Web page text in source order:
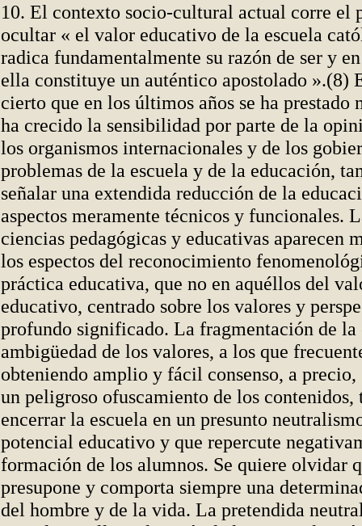
10. El contexto socio-cultural actual corre el
ocultar « el valor educativo de la escuela
radica fundamentalmente su razón de ser y
ella constituye un auténtico apostolado ».(8)
cierto que en los últimos años se ha prestado
ha crecido la sensibilidad por parte de la
los organismos internacionales y de los
problemas de la escuela y de la educación,
señalar una extendida reducción de la
aspectos meramente técnicos y funcionales.
ciencias pedagógicas y educativas aparecen
los espectos del reconocimiento
práctica educativa, que no en aquéllos del
educativo, centrado sobre los valores y
profundo significado. La fragmentación de la
ambigüedad de los valores, a los que
obteniendo amplio y fácil consenso, a precio,
un peligroso ofuscamiento de los contenidos,
encerrar la escuela en un presunto
potencial educativo y que repercute
formación de los alumnos. Se quiere olvidar
presupone y comporta siempre una
del hombre y de la vida. La pretendida